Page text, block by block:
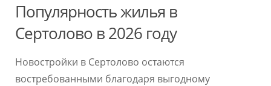
Популярность жилья в
Сертолово в 2026 году
Новостройки в Сертолово остаются
востребованными благодаря выгодному